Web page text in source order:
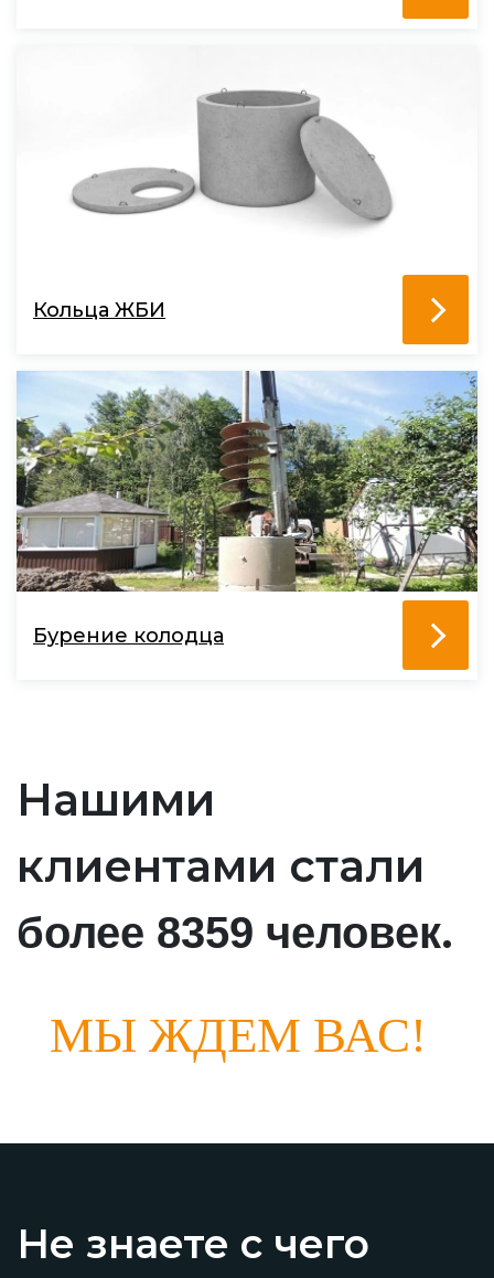
Кольца ЖБИ
Бурение колодца
Нашими
клиентами стали
более 8359 человек.
МЫ ЖДЕМ ВАС!
Не знаете с чего